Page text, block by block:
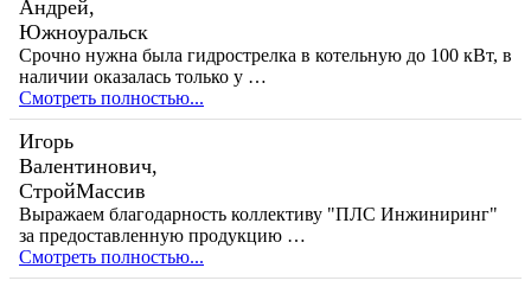
Андрей,
Южноуральск
Срочно нужна была гидрострелка в котельную до 100 кВт, в
наличии оказалась только у …
Смотреть полностью...
Игорь
Валентинович,
СтройМассив
Выражаем благодарность коллективу "ПЛС Инжиниринг"
за предоставленную продукцию …
Смотреть полностью...